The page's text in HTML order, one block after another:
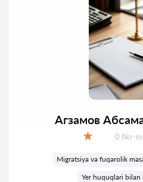
Агзамов
Fikrlar:
0 fikr-
Migratsiya va fuqarolik
Yer huquqlari bilan